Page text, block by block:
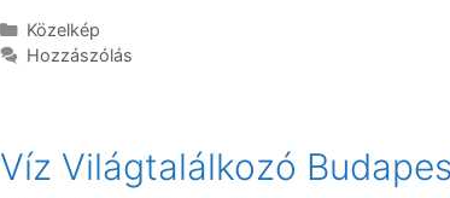
Kategória
Közelkép
Hozzászólás
Víz Világtalálkozó